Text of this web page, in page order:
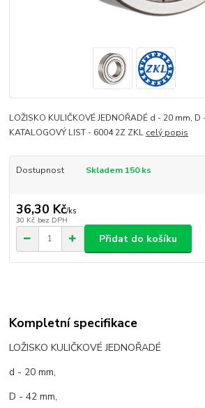
LOŽISKO KULIČKOVÉ JEDNOŘADÉ d - 20 mm,
KATALOGOVÝ LIST - 6004 2Z ZKL celý popis
Dostupnost Skladem 150 ks
36,30 Kč/ks
30 Kč bez DPH
Přidat do košíku
Kompletní specifikace
LOŽISKO KULIČKOVÉ JEDNOŘADÉ
d - 20 mm,
D - 42 mm,